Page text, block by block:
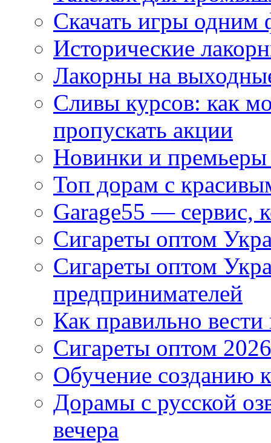
Скачать игры одним
Исторические
Лакорны на
Сливы курсов: как
пропускать акции
Новинки и
Топ дорам с
Garage55 — сервис,
Сигареты оптом
Сигареты оптом
предпринимателей
Как правильно
Сигареты оптом
Обучение созданию
Дорамы с русской
вечера